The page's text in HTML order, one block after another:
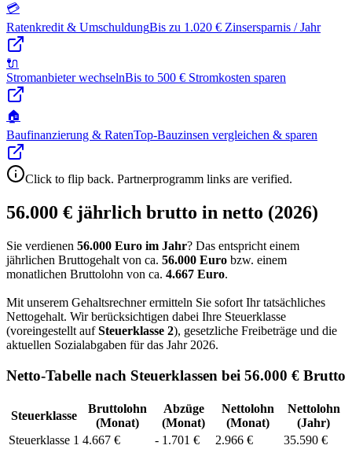
💳
Ratenkredit & UmschuldungBis zu 1.020 € Zinsersparnis / Jahr
🔌
Stromanbieter wechselnBis to 500 € Stromkosten sparen
🏠
Baufinanzierung & RatenTop-Bauzinsen vergleichen & sparen
Click to flip back. Partnerprogramm links are verified.
56.000 € jährlich brutto in netto (2026)
Sie verdienen 56.000 Euro im Jahr? Das entspricht einem
jährlichen Bruttogehalt von ca. 56.000 Euro bzw. einem
monatlichen Bruttolohn von ca. 4.667 Euro.
Mit unserem Gehaltsrechner ermitteln Sie sofort Ihr tatsächliches
Nettogehalt. Wir berücksichtigen dabei Ihre Steuerklasse
(voreingestellt aufSteuerklasse 2), gesetzliche Freibeträge und die
aktuellen Sozialabgaben für das Jahr 2026.
Netto-Tabelle nach Steuerklassen bei 56.000 € Brutto
Steuerklasse
Bruttolohn
(Monat)
Abzüge
(Monat)
Nettolohn
(Monat)
Nettolohn
(Jahr)
Steuerklasse 1 4.667 € - 1.701 € 2.966 € 35.590 €